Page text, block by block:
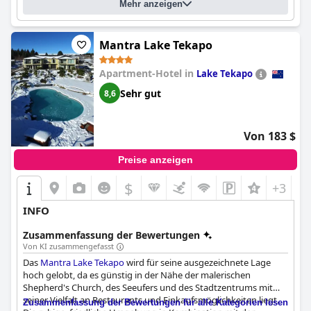
Mehr anzeigen
Mantra Lake Tekapo
Apartment-Hotel in Lake Tekapo
8,6 Sehr gut
Von 183 $
Preise anzeigen
$ +3
INFO
Zusammenfassung der Bewertungen
Von KI zusammengefasst
Das Mantra Lake Tekapowird für seine ausgezeichnete Lage
hoch gelobt, da es günstig in der Nähe der malerischen
Shepherd's Church, des Seeufers und des Stadtzentrums mit
seiner Vielfalt an Restaurants und Einkaufsmöglichkeiten liegt.
Zusammenfassung der Bewertungen für alle Kategorien lesen